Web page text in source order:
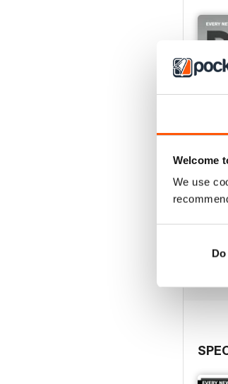
Welcome
We use
July